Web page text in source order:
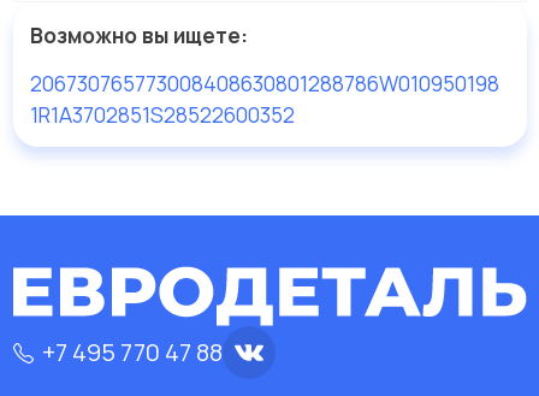
Возможно вы ищете:
206730765773008408630801288786W010950198
1R1A3702851S28522600352
+7 495 770 47 88